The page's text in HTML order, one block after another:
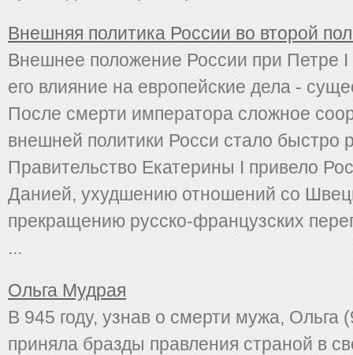
Внешняя политика России во второй
Внешнее положение России при Петре
его влияние на европейские дела -
После смерти императора сложное
внешней политики Росси стало быстро
Правительство Екатерины I привело
Данией, ухудшению отношений со
прекращению русско-французских
...
Ольга Мудрая
В 945 году, узнав о смерти мужа, Ольга
приняла бразды правления страной в